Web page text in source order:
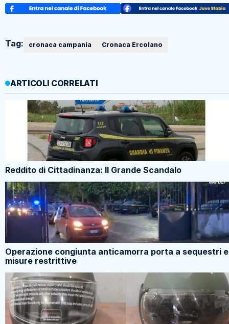
Tag: cronaca campania Cronaca Ercolano
ARTICOLI CORRELATI
Reddito di Cittadinanza: Il Grande Scandalo
Operazione congiunta anticamorra porta a sequestri e
misure restrittive